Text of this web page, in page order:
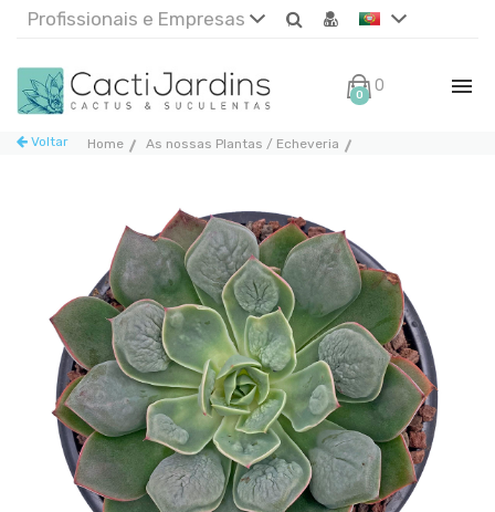
Profissionais e Empresas
0 0€
Home As nossas Plantas / Echeveria
Voltar